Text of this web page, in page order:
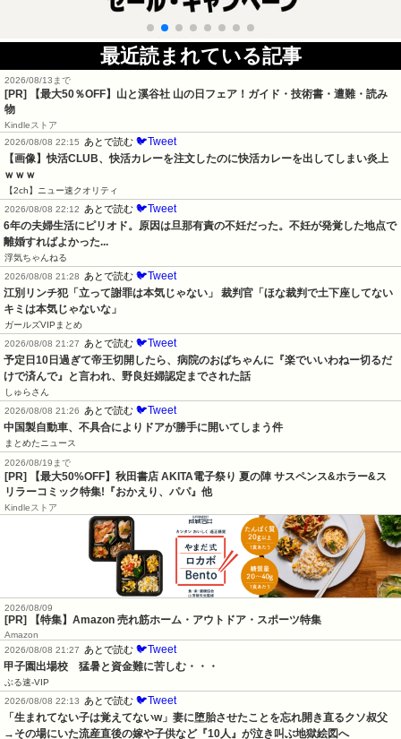
最近読まれている記事
2026/08/13まで
[PR]
【最大50％OFF】山と溪谷社 山の日フェア！ガイド・技術書・遭難・読み
物
Kindleストア
2026/08/08 22:15
あとで読む 🐦Tweet
【画像】快活CLUB、快活カレーを注文したのに快活カレーを出してしまい炎上
ｗｗｗ
【2ch】ニュー速クオリティ
2026/08/08 22:12
あとで読む 🐦Tweet
6年の夫婦生活にピリオド。原因は旦那有責の不妊だった。不妊が発覚した地点で
離婚すればよかった...
浮気ちゃんねる
2026/08/08 21:28
あとで読む 🐦Tweet
江別リンチ犯「立って謝罪は本気じゃない」 裁判官「ほな裁判で土下座してない
キミは本気じゃないな」
ガールズVIPまとめ
2026/08/08 21:27
あとで読む 🐦Tweet
予定日10日過ぎて帝王切開したら、病院のおばちゃんに『楽でいいわねー切るだ
けで済んで』と言われ、野良妊婦認定までされた話
しゅらさん
2026/08/08 21:26
あとで読む 🐦Tweet
中国製自動車、不具合によりドアが勝手に開いてしまう件
まとめたニュース
2026/08/19まで
[PR] 【最大50%OFF】秋田書店 AKITA電子祭り 夏の陣 サスペンス&ホラー&ス
リラーコミック特集!『おかえり、パパ』他
Kindleストア
2026/08/09
[PR] 【特集】Amazon 売れ筋ホーム・アウトドア・スポーツ特集
Amazon
2026/08/08 21:27
あとで読む 🐦Tweet
甲子園出場校　猛暑と資金難に苦しむ・・・
ぶる速-VIP
2026/08/08 22:13
あとで読む 🐦Tweet
「生まれてない子は覚えてないw」妻に堕胎させたことを忘れ開き直るクソ叔父
→その場にいた流産直後の嫁や子供など『10人』が泣き叫ぶ地獄絵図へ